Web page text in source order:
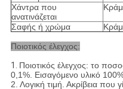
Χάντρα που
ανατινάζεται
Σαφής ή χρώμα
Ποιοτικός έλεγχος:
1. Ποιοτικός έλεγχος: το
0,1%. Εισαγόμενο υλικό
2. Λογική τιμή. Ακρίβεια που